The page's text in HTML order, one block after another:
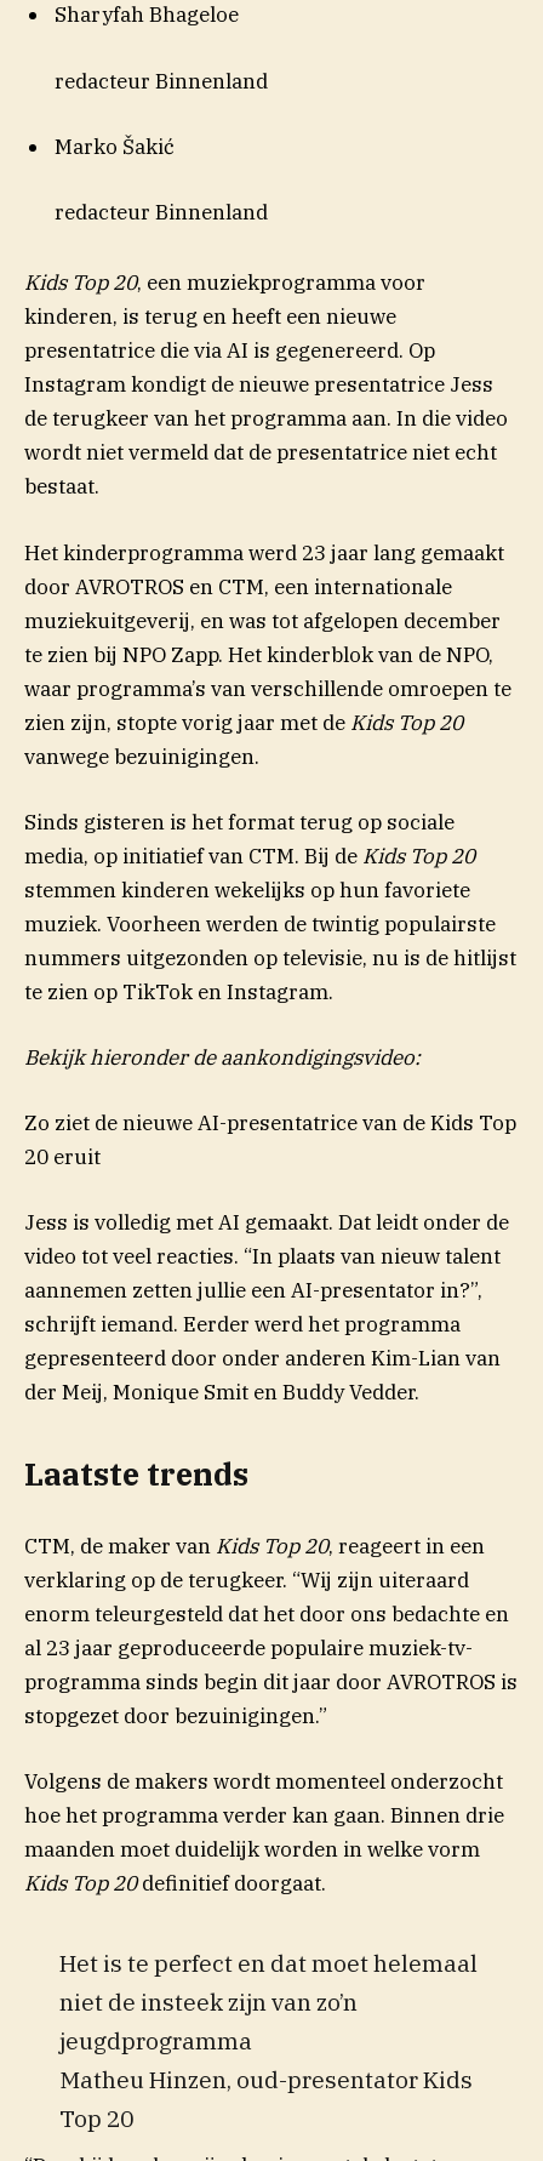
Sharyfah Bhageloe
redacteur Binnenland
Marko Šakić
redacteur Binnenland
Kids Top 20, een muziekprogramma voor
kinderen, is terug en heeft een nieuwe
presentatrice die via AI is gegenereerd. Op
Instagram kondigt de nieuwe presentatrice Jess
de terugkeer van het programma aan. In die video
wordt niet vermeld dat de presentatrice niet echt
bestaat.
Het kinderprogramma werd 23 jaar lang gemaakt
door AVROTROS en CTM, een internationale
muziekuitgeverij, en was tot afgelopen december
te zien bij NPO Zapp. Het kinderblok van de NPO,
waar programma’s van verschillende omroepen te
zien zijn, stopte vorig jaar met de Kids Top 20
vanwegebezuinigingen(opent in nieuw venster)
.
Sinds gisteren is het format terug op sociale
media, op initiatief van CTM. Bij de Kids Top 20
stemmen kinderen wekelijks op hun favoriete
muziek. Voorheen werden de twintig populairste
nummers uitgezonden op televisie, nu is de hitlijst
te zien op TikTok en Instagram.
Bekijk hieronder de aankondigingsvideo:
Zo ziet de nieuwe AI-presentatrice van de Kids Top
20 eruit
Jess is volledig met AI gemaakt. Dat leidt onder de
video tot veel reacties. “In plaats van nieuw talent
aannemen zetten jullie een AI-presentator in?”,
schrijft iemand. Eerder werd het programma
gepresenteerd door onder anderen Kim-Lian van
der Meij, Monique Smit en Buddy Vedder.
Laatste trends
CTM, de maker van Kids Top 20, reageert in een
verklaring op de terugkeer. “Wij zijn uiteraard
enorm teleurgesteld dat het door ons bedachte en
al 23 jaar geproduceerde populaire muziek-tv-
programma sinds begin dit jaar door AVROTROS is
stopgezet door bezuinigingen.”
Volgens de makers wordt momenteel onderzocht
hoe het programma verder kan gaan. Binnen drie
maanden moet duidelijk worden in welke vorm
Kids Top 20definitief doorgaat.
Het is te perfect en dat moet helemaal
niet de insteek zijn van zo’n
jeugdprogramma
Matheu Hinzen, oud-presentator Kids
Top 20